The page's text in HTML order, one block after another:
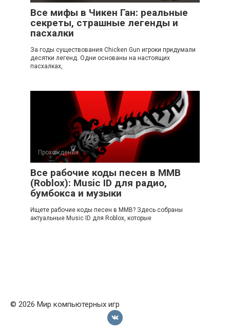
Все мифы в Чикен Ган: реальные
секреты, страшные легенды и
пасхалки
За годы существования Chicken Gun игроки придумали
десятки легенд. Одни основаны на настоящих
пасхалках,
Прохождения
Все рабочие коды песен в ММВ
(Roblox): Music ID для радио,
бумбокса и музыки
Ищете рабочие коды песен в ММВ? Здесь собраны
актуальные Music ID для Roblox, которые
© 2026 Мир компьютерных игр